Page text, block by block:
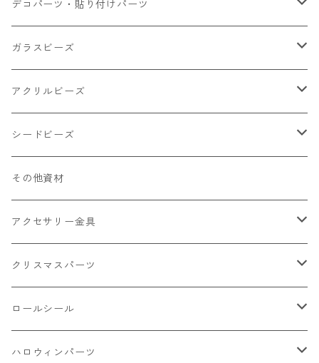
小さいパーツ グラス系
小物
カップ
ナスカン カニカン
リング イヤリング パーツ
チェーンパーツ
プラチャーム
デコパーツ・貼り付けパーツ
食べ物系
キャンディ
ドーナツ
パン
アニマル系
うさぎ
くま
スライス棒
フレーク カット済
シール付き
フルーツ系 野菜果物
お花
ミニパーツ ネイル
雑貨系
ガラスビーズ
ミレフィオリ
ランプワーク
キャッツアイ
アクリルビーズ
丸玉6㎜ ラウンド
丸玉8㎜ ラウンド
カボチャ
クラック
ソロバン型
アルファベット
シードビーズ
ミックス
2㎜
不透明
3㎜
不透明タイプ
ミックスタイプ
4㎜
その他資材
アクセサリー金具
カラー丸カン
10㎜
ボールチップ
ピアスパーツ
クリスマスパーツ
プラチャーム
デコパーツ 貼り付けパーツ
ロールシール
サンキュー
ハロウィンパーツ